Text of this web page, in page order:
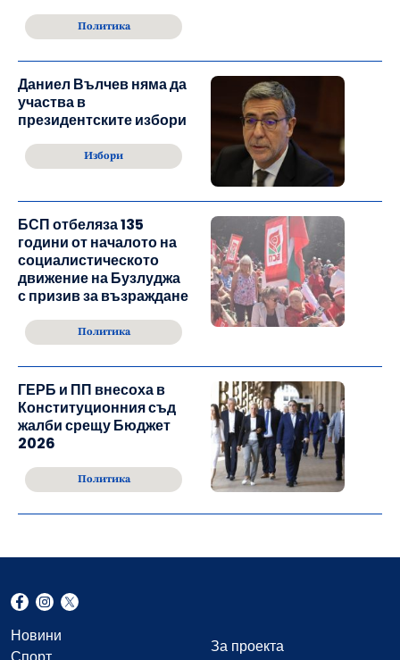
Политика
Даниел Вълчев няма да
участва в
президентските избори
Избори
БСП отбеляза 135
години от началото на
социалистическото
движение на Бузлуджа
с призив за възраждане
Политика
ГЕРБ и ПП внесоха в
Конституционния съд
жалби срещу Бюджет
2026
Политика
Новини
За проекта